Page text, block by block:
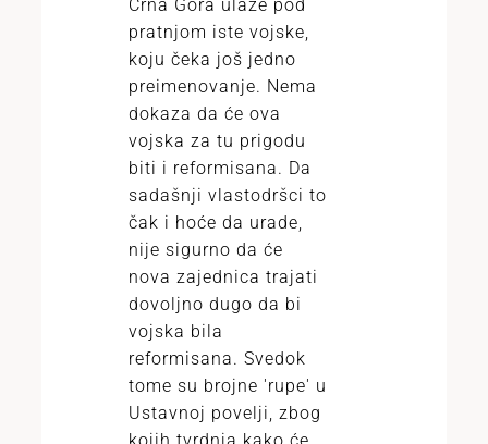
Crna Gora ulaze pod
pratnjom iste vojske,
koju čeka još jedno
preimenovanje. Nema
dokaza da će ova
vojska za tu prigodu
biti i reformisana. Da
sadašnji vlastodršci to
čak i hoće da urade,
nije sigurno da će
nova zajednica trajati
dovoljno dugo da bi
vojska bila
reformisana. Svedok
tome su brojne 'rupe' u
Ustavnoj povelji, zbog